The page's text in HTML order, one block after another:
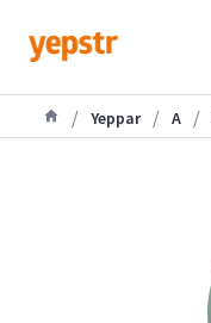
/ Yeppar / A /